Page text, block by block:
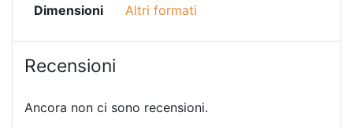
Dimensioni Altri formati
Recensioni
Ancora non ci sono recensioni.